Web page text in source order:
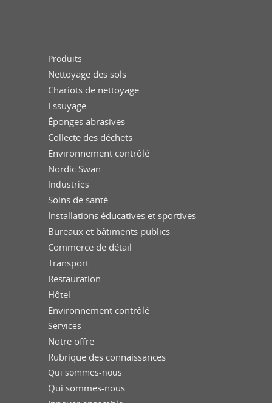
Produits
Nettoyage des sols
Chariots de nettoyage
Essuyage
Éponges abrasives
Collecte des déchets
Environnement contrôlé
Nordic Swan
Industries
Soins de santé
Installations éducatives et sportives
Bureaux et bâtiments publics
Commerce de détail
Transport
Restauration
Hôtel
Environnement contrôlé
Services
Notre offre
Rubrique des connaissances
Qui sommes-nous
Qui sommes-nous